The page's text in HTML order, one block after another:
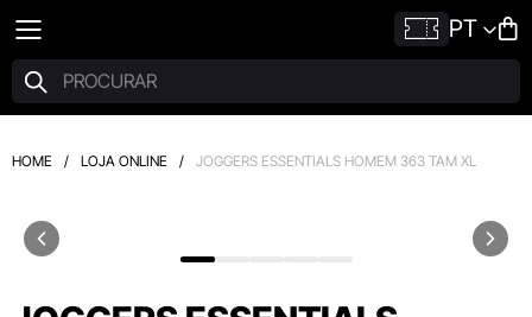
PT
HOME / LOJA ONLINE / JOGGERS ESSENTIALS HOMEM 363 TAM XL